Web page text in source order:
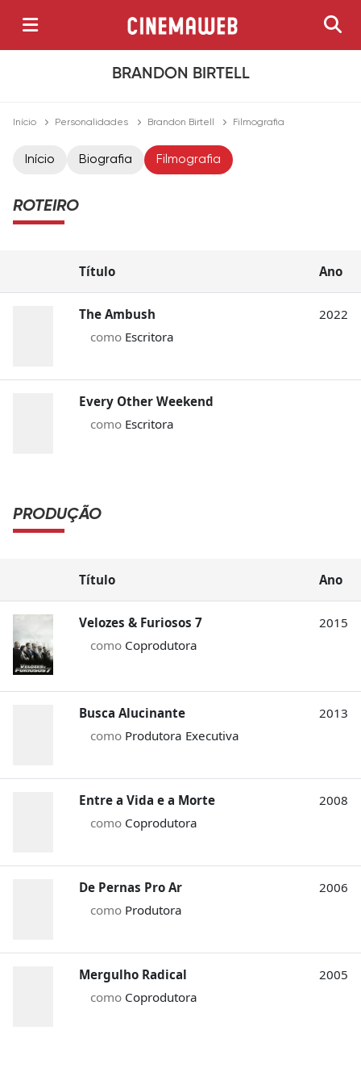
BRANDON BIRTELL
Início Personalidades Brandon Birtell Filmografia
Início Biografia Filmografia
ROTEIRO
Título Ano
The Ambush
como Escritora
2022
Every Other Weekend
como Escritora
PRODUÇÃO
Título Ano
Velozes & Furiosos 7
como Coprodutora
2015
Busca Alucinante
como Produtora Executiva
2013
Entre a Vida e a Morte
como Coprodutora
2008
De Pernas Pro Ar
como Produtora
2006
Mergulho Radical
como Coprodutora
2005